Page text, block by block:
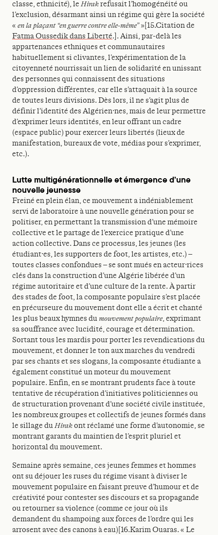
classe, ethnicité), leHirakrefusait l’homogénéité ou
l’exclusion, désarmant ainsi un régime qui gère la société
« en la plaçant “en guerre contre elle-même”»[15.Citation de
Fatma Oussedik dans Liberté.]. Ainsi, par-delà les
appartenances ethniques et communautaires
habituellement si clivantes, l’expérimentation de la
citoyenneté nourrissait un lien de solidarité en unissant
des personnes qui connaissent des situations
d’oppression différentes, car elle s’attaquait à la source
de toutes leurs divisions. Dès lors, il ne s’agit plus de
définir l’identité des Algérien·nes, mais de leur permettre
d’exprimer leurs identités, en leur offrant un cadre
(espace public) pour exercer leurs libertés (lieux de
manifestation, bureaux de vote, médias pour s’exprimer,
etc.).
Lutte multigénérationnelle et émergence d’une
nouvelle jeunesse
Freiné en plein élan, ce mouvement a indéniablement
servi de laboratoire à une nouvelle génération pour se
politiser, en permettant la transmission d’une mémoire
collective et le partage de l’exercice pratique d’une
action collective. Dans ce processus, les jeunes (les
étudiant·es, les supporters de foot, les artistes, etc.) –
toutes classes confondues – se sont mués en acteur·rices
clés dans la construction d’une Algérie libérée d’un
régime autoritaire et d’une culture de la rente. À partir
des stades de foot, la composante populaire s’est placée
en précurseure du mouvement dont elle a écrit et chanté
les plus beaux hymnes du mouvement populaire, exprimant
sa souffrance avec lucidité, courage et détermination.
Sortant tous les mardis pour porter les revendications du
mouvement, et donner le ton aux marches du vendredi
par ses chants et ses slogans, la composante étudiante a
également constitué un moteur du mouvement
populaire. Enfin, en se montrant prudents face à toute
tentative de récupération d’initiatives politiciennes ou
de structuration provenant d’une société civile instituée,
les nombreux groupes et collectifs de jeunes formés dans
le sillage duHirakont réclamé une forme d’autonomie, se
montrant garants du maintien de l’esprit pluriel et
horizontal du mouvement.
Semaine après semaine, ces jeunes femmes et hommes
ont su déjouer les ruses du régime visant à diviser le
mouvement populaire en faisant preuve d’humour et de
créativité pour contester ses discours et sa propagande
ou retourner sa violence (comme ce jour où ils
demandent du shampoing aux forces de l’ordre qui les
arrosent avec des canons à eau)[16.Karim Ouaras. « Le